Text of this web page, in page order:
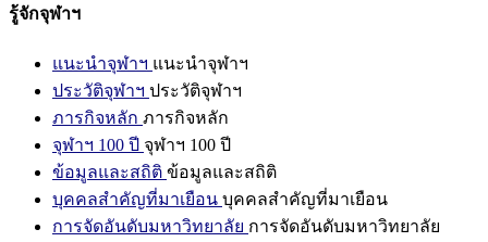
รู้จักจุฬาฯ
แนะนำจุฬาฯ แนะนำจุฬาฯ
ประวัติจุฬาฯ ประวัติจุฬาฯ
ภารกิจหลัก ภารกิจหลัก
จุฬาฯ 100 ปี จุฬาฯ 100 ปี
ข้อมูลและสถิติ ข้อมูลและสถิติ
บุคคลสำคัญที่มาเยือน บุคคลสำคัญที่มาเยือน
การจัดอันดับมหาวิทยาลัย การจัดอันดับมหาวิทยาลัย